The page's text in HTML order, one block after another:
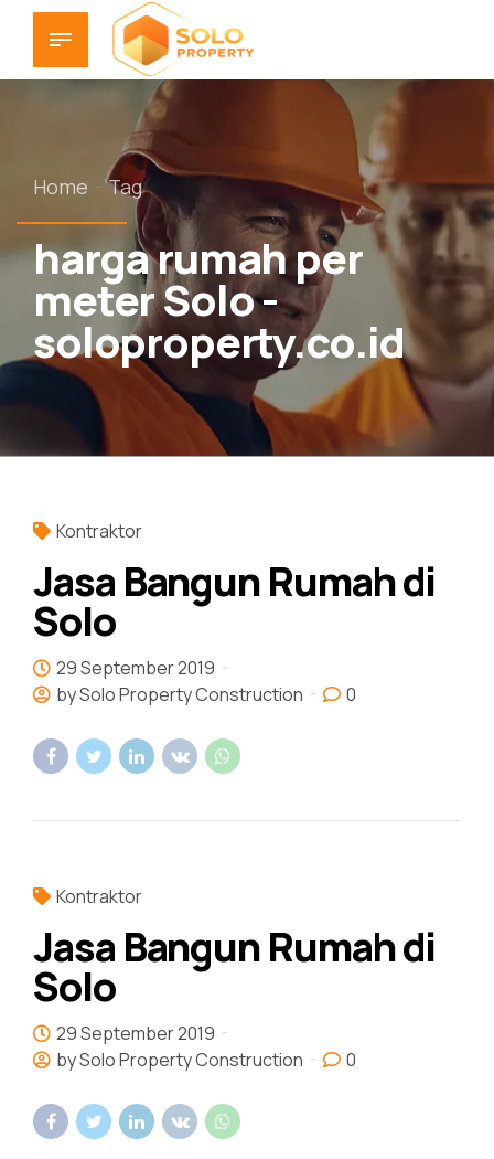
Home Tag
harga rumah per
meter Solo -
soloproperty.co.id
Kontraktor
Jasa Bangun Rumah di
Solo
29 September 2019
by Solo Property Construction
0
Kontraktor
Jasa Bangun Rumah di
Solo
29 September 2019
by Solo Property Construction
0